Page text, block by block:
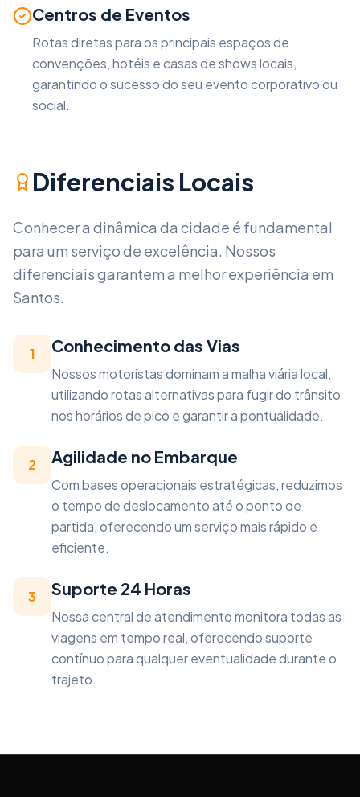
Centros de Eventos
Rotas diretas para os principais espaços de
convenções, hotéis e casas de shows locais,
garantindo o sucesso do seu evento corporativo ou
social.
Diferenciais Locais
Conhecer a dinâmica da cidade é fundamental
para um serviço de excelência. Nossos
diferenciais garantem a melhor experiência em
Santos.
1 Conhecimento das Vias
Nossos motoristas dominam a malha viária local,
utilizando rotas alternativas para fugir do trânsito
nos horários de pico e garantir a pontualidade.
2 Agilidade no Embarque
Com bases operacionais estratégicas, reduzimos
o tempo de deslocamento até o ponto de
partida, oferecendo um serviço mais rápido e
eficiente.
3 Suporte 24 Horas
Nossa central de atendimento monitora todas as
viagens em tempo real, oferecendo suporte
contínuo para qualquer eventualidade durante o
trajeto.